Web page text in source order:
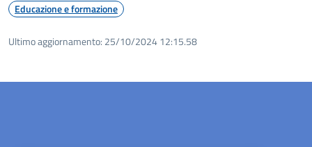
Educazione e formazione
Ultimo aggiornamento: 25/10/2024 12:15.58